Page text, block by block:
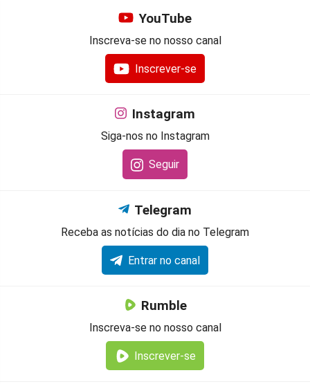
YouTube
Inscreva-se no nosso canal
Inscrever-se
Instagram
Siga-nos no Instagram
Seguir
Telegram
Receba as notícias do dia no Telegram
Entrar no canal
Rumble
Inscreva-se no nosso canal
Inscrever-se